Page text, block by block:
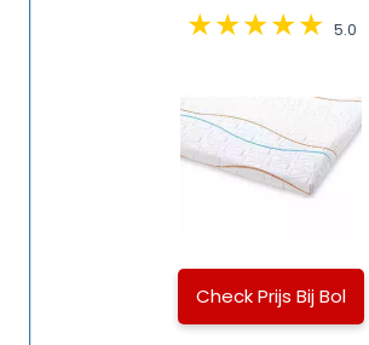
5.0
Check Prijs Bij Bol